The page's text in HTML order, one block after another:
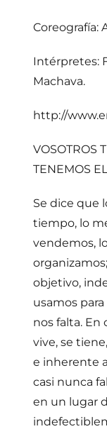
Coreografía:
Intérpretes:
Machava.
http://
VOSOTROS
TENEMOS
Se dice que
tiempo, lo
vendemos,
objetivo,
usamos
nos falta. En
vive, se
e inherente
casi nunca
en un lugar